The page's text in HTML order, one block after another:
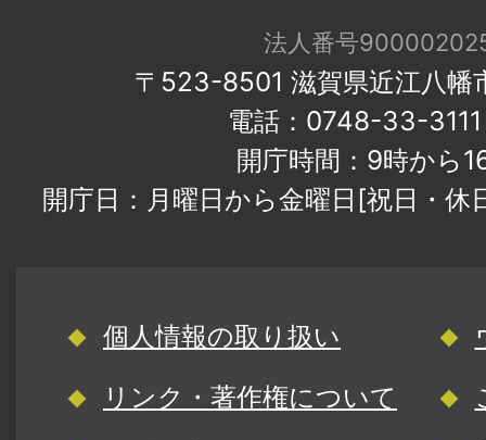
法人番号
〒523-8501 滋賀県近江八幡
電話：0748-33-
開庁時間：9時から
開庁日：月曜日から金曜日[祝日・
個人情報の取り扱い
リンク・著作権について